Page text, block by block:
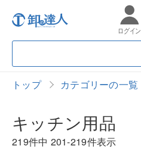
ログイン
トップ カテゴリーの一覧
キッチン用品
219件中 201-219件表示